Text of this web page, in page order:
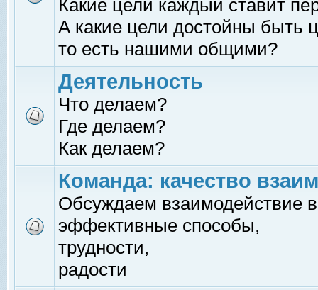
Какие цели каждый ставит
А какие цели достойны быть
то есть нашими общими?
Деятельность
Что делаем?
Где делаем?
Как делаем?
Команда: качество
Обсуждаем взаимодействие
эффективные способы,
трудности,
радости